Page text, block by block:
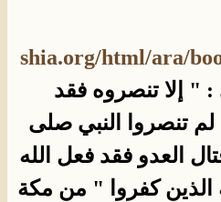
shia.org/html/ara/
" إلا تنصروه فقد
تنصروا النبي صلى
العدو فقد فعل الله
الذين كفروا " من مكة